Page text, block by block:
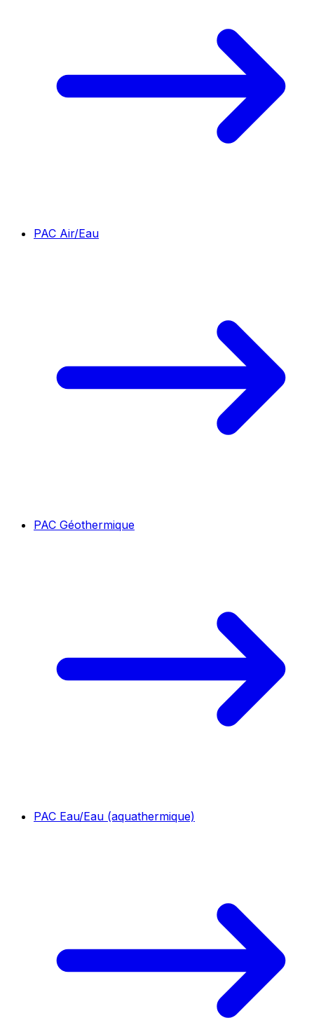
PAC Air/Eau
PAC Géothermique
PAC Eau/Eau (aquathermique)